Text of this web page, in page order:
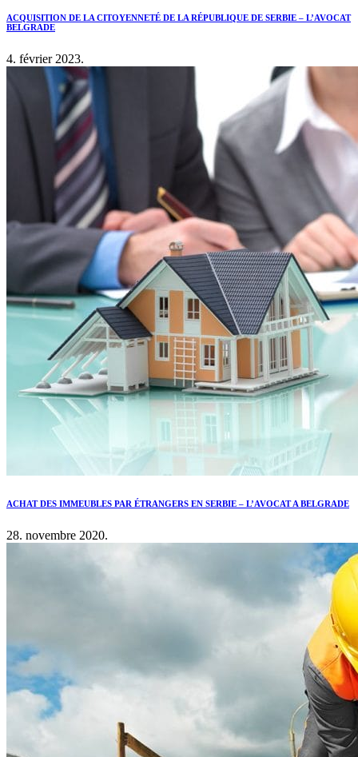
ACQUISITION DE LA CITOYENNETÉ DE LA RÉPUBLIQUE DE SERBIE – L’AVOCAT
BELGRADE
4. février 2023.
ACHAT DES IMMEUBLES PAR ÉTRANGERS EN SERBIE – L’AVOCAT A BELGRADE
28. novembre 2020.